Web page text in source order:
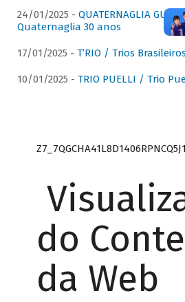
24/01/2025 - QUATERNAGLIA
Quaternaglia 30 anos
17/01/2025 - T’RIO / Trios Brasileiros
10/01/2025 - TRIO PUELLI / Trio
do
da Web